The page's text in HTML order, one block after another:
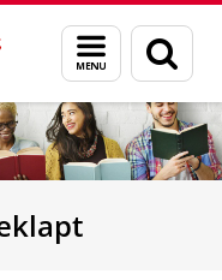
Menu
en
zoeken